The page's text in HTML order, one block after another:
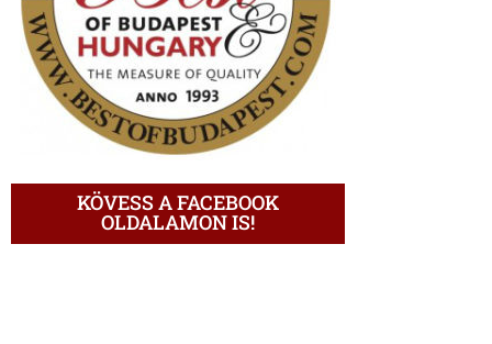
KÖVESS A FACEBOOK
OLDALAMON IS!